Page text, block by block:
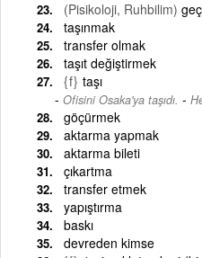
(Pisikoloji, Ruhbilim)
taşınmak
transfer olmak
taşıt değiştirmek
{f} taşı
Ofisini Osaka'ya taşıdı. -
göçürmek
aktarma yapmak
aktarma bileti
çıkartma
transfer etmek
yapıştırma
baskı
devreden kimse